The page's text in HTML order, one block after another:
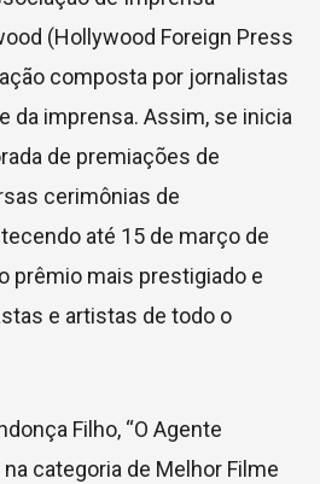
(Hollywood Foreign Press
composta por jornalistas
da imprensa. Assim, se inicia
de premiações de
cerimônias de
até 15 de março de
prêmio mais prestigiado e
e artistas de todo o
Filho, “O Agente
categoria de Melhor Filme